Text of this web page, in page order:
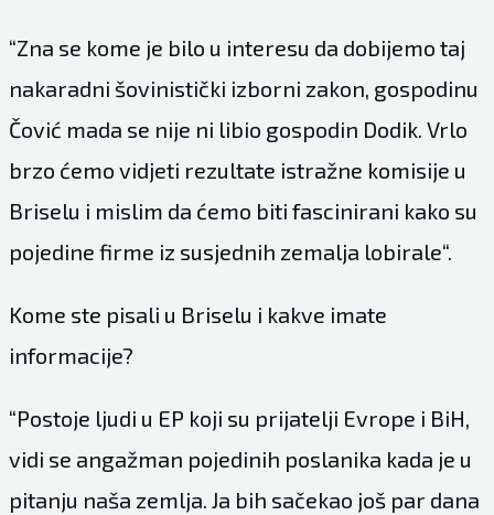
“Zna se kome je bilo u interesu da dobijemo taj
nakaradni šovinistički izborni zakon, gospodinu
Čović mada se nije ni libio gospodin Dodik. Vrlo
brzo ćemo vidjeti rezultate istražne komisije u
Briselu i mislim da ćemo biti fascinirani kako su
pojedine firme iz susjednih zemalja lobirale“.
Kome ste pisali u Briselu i kakve imate
informacije?
“Postoje ljudi u EP koji su prijatelji Evrope i BiH,
vidi se angažman pojedinih poslanika kada je u
pitanju naša zemlja. Ja bih sačekao još par dana